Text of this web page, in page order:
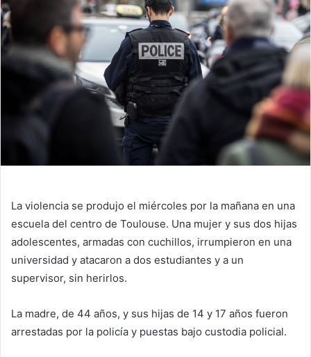
La violencia se produjo el miércoles por la mañana en una
escuela del centro de Toulouse. Una mujer y sus dos hijas
adolescentes, armadas con cuchillos, irrumpieron en una
universidad y atacaron a dos estudiantes y a un
supervisor, sin herirlos.
La madre, de 44 años, y sus hijas de 14 y 17 años fueron
arrestadas por la policía y puestas bajo custodia policial.